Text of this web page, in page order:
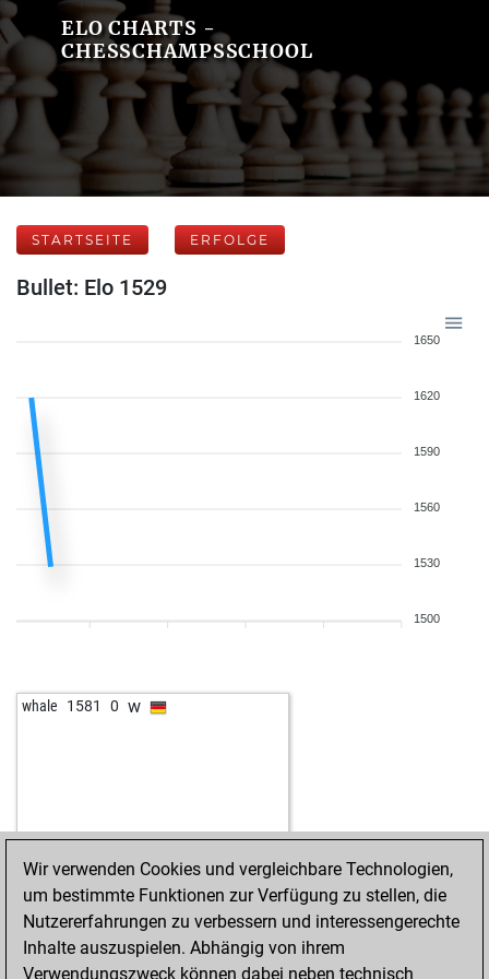
ELO CHARTS -
CHESSCHAMPSSCHOOL
STARTSEITE ERFOLGE
Bullet: Elo 1529
1650
1620
1590
1560
1530
1500
whale 1581 0 w
Wir verwenden Cookies und vergleichbare Technologien,
um bestimmte Funktionen zur Verfügung zu stellen, die
Nutzererfahrungen zu verbessern und interessengerechte
Inhalte auszuspielen. Abhängig von ihrem
Verwendungszweck können dabei neben technisch